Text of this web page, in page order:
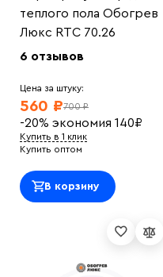
файл
теплого пола Обогрев
Люкс RTC 70.26
6 отзывов
Цена за штуку:
700 ₽
560 ₽
-20% экономия 140₽
Купить в 1 клик
Купить оптом
В корзину